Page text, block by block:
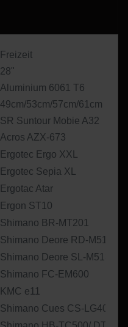
Freizeit
28"
Aluminium 6061 T6
49cm/53cm/57cm/61cm
SR Suntour Mobie A32
Acros AZX-673
Ergotec Ergo XXL
Ergotec Sepia XL
Ergotac Atar
Ergon ST10
Shimano BR-MT201
Shimano Deore RD-M5130
Shimano Deore SL-M5130
Shimano FC-EM600
KMC e11
Shimano Cues CS-LG400